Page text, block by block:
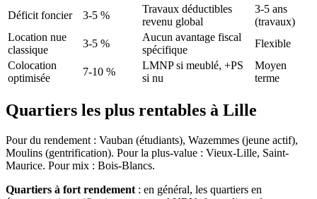
Déficit foncier 3-5 %
Travaux déductibles
revenu global
3-5 ans
(travaux)
Location nue
classique
3-5 %
Aucun avantage fiscal
spécifique
Flexible
Colocation
optimisée
7-10 %
LMNP si meublé, +PS
si nu
Moyen
terme
Quartiers les plus rentables à Lille
Pour du rendement : Vauban (étudiants), Wazemmes (jeune actif),
Moulins (gentrification). Pour la plus-value : Vieux-Lille, Saint-
Maurice. Pour mix : Bois-Blancs.
Quartiers à fort rendement : en général, les quartiers en